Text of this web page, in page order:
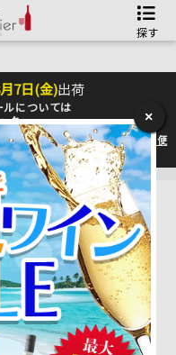
探す
月7日(金)出荷
については
ク
ております。最新情報は佐川急便
い。
×